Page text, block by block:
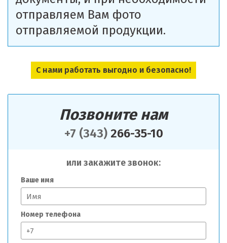
Позвоните нам
+7 (343)266-35-10
или закажите звонок:
Ваше имя
Номер телефона
отправляем Вам фото
отправляемой продукции.
С нами работать выгодно и безопасно!